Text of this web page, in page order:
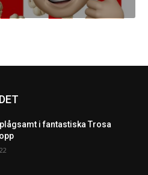
i fantastiska Trosa